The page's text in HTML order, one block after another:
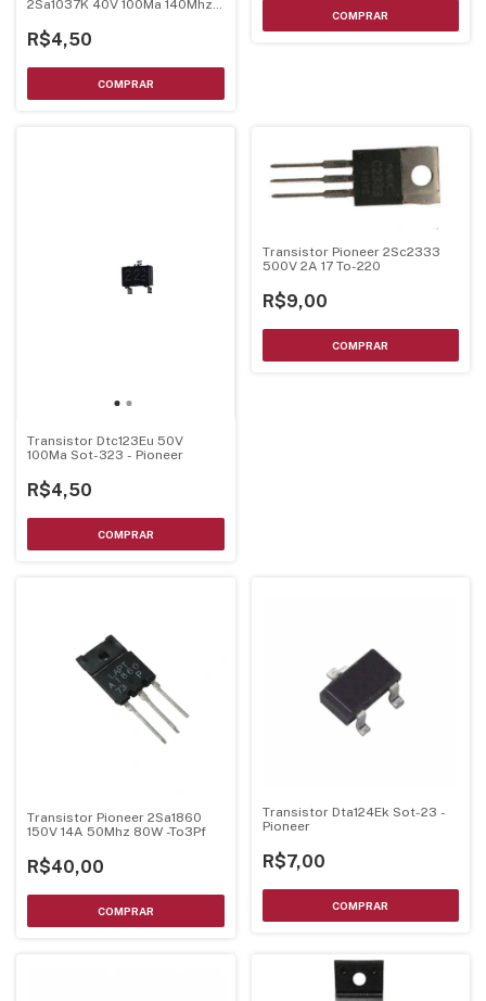
2Sa1037K 40V 100Ma 140Mhz
R$4,50
Transistor Dtc123Eu 50V
100Ma Sot-323 - Pioneer
R$4,50
Transistor Pioneer 2Sc2333
500V 2A 17 To-220
R$9,00
Transistor Pioneer 2Sa1860
150V 14A 50Mhz 80W -To3Pf
R$40,00
Transistor Dta124Ek Sot-23 -
Pioneer
R$7,00